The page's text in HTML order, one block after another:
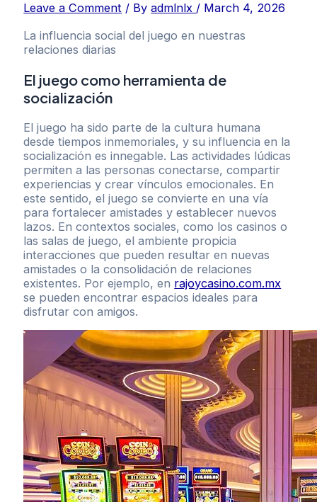
Leave a Comment / Byadmlnlx / March 4, 2026
La influencia social del juego en nuestras
relaciones diarias
El juego como herramienta de
socialización
El juego ha sido parte de la cultura humana
desde tiempos inmemoriales, y su influencia en la
socialización es innegable. Las actividades lúdicas
permiten a las personas conectarse, compartir
experiencias y crear vínculos emocionales. En
este sentido, el juego se convierte en una vía
para fortalecer amistades y establecer nuevos
lazos. En contextos sociales, como los casinos o
las salas de juego, el ambiente propicia
interacciones que pueden resultar en nuevas
amistades o la consolidación de relaciones
existentes. Por ejemplo, en rajoycasino.com.mx
se pueden encontrar espacios ideales para
disfrutar con amigos.